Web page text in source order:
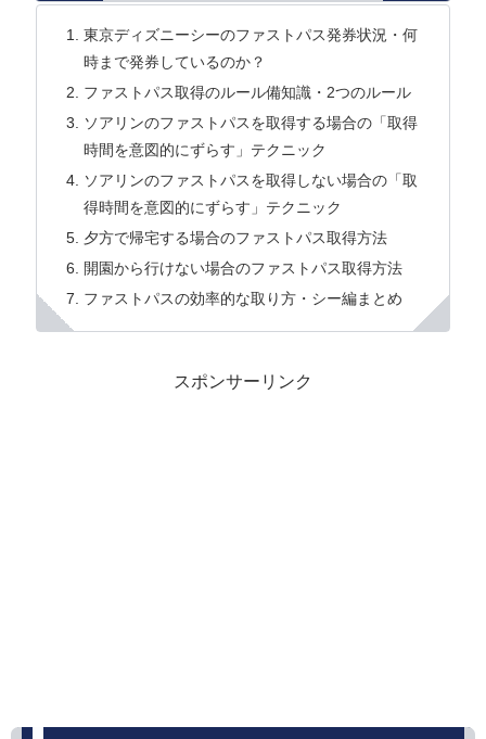
東京ディズニーシーのファストパス発券状況・何
時まで発券しているのか？
ファストパス取得のルール備知識・2つのルール
ソアリンのファストパスを取得する場合の「取得
時間を意図的にずらす」テクニック
ソアリンのファストパスを取得しない場合の「取
得時間を意図的にずらす」テクニック
夕方で帰宅する場合のファストパス取得方法
開園から行けない場合のファストパス取得方法
ファストパスの効率的な取り方・シー編まとめ
スポンサーリンク